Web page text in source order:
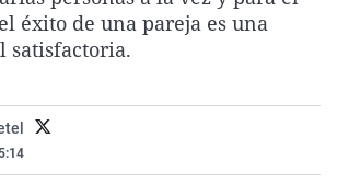
La rosa de los vientos
Caso
Extremadura
País Vasco
Virales
éxito de una pareja es una
satisfactoria.